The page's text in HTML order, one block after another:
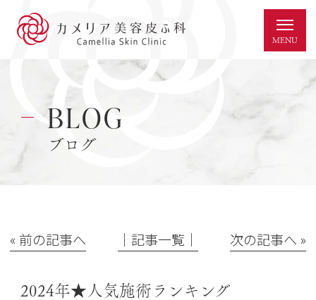
BLOG
ブログ
« 前の記事へ │記事一覧│ 次の記事へ »
2024年★人気施術ランキング